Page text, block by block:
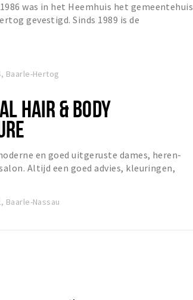
was in het Heemhuis het gemeentehuis
gevestigd. Sinds 1989 is de
Baarle-Hertog
HAIR & BODY
en goed uitgeruste dames, heren-
Altijd een goed advies, kleuringen,
Baarle-Nassau